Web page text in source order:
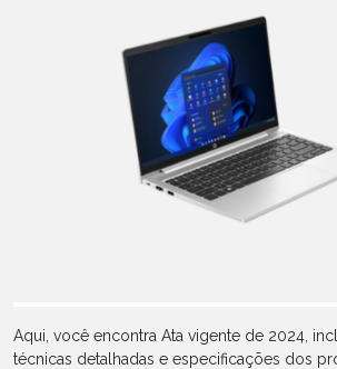
Aqui, você encontra Ata vigente de 2024,
técnicas detalhadas e especificações dos